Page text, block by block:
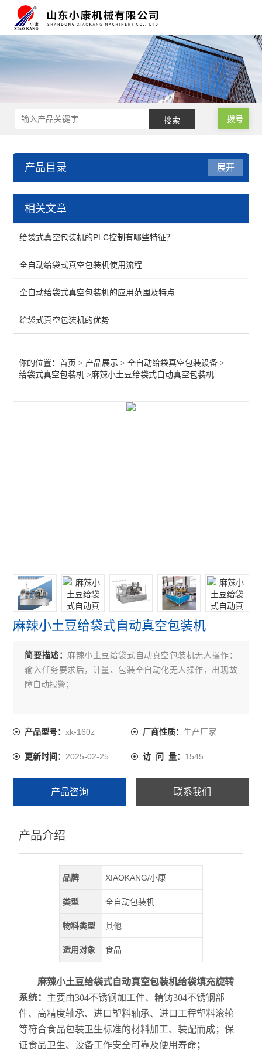
拨号
产品目录
全自动给袋真空包装设备
展开
相关文章
给袋式真空包装机的PLC控制有哪些特征？
全自动给袋式真空包装机使用流程
全自动给袋式真空包装机的应用范围及特点
给袋式真空包装机的优势
你的位置：首页 > 产品展示 >全自动给袋真空包装设备 >
给袋式真空包装机 >麻辣小土豆给袋式自动真空包装机
麻辣小土豆给袋式自动真空包装机
简要描述： 麻辣小土豆给袋式自动真空包装机无人操作：
输入任务要求后，计量、包装全自动化无人操作，出现故
障自动报警；
产品型号：xk-160z 厂商性质： 生产厂家
更新时间：2025-02-25 访 问 量： 1545
产品咨询 联系我们
产品介绍
品牌 XIAOKANG/小康
类型 全自动包装机
物料类型 其他
适用对象 食品
麻辣小土豆给袋式自动真空包装机给袋填充旋转
系统： 主要由304不锈钢加工件、精铸304不锈钢部
件、高精度轴承、进口塑料轴承、进口工程塑料滚轮
等符合食品包装卫生标准的材料加工、装配而成；保
证食品卫生、设备工作安全可靠及便用寿命；